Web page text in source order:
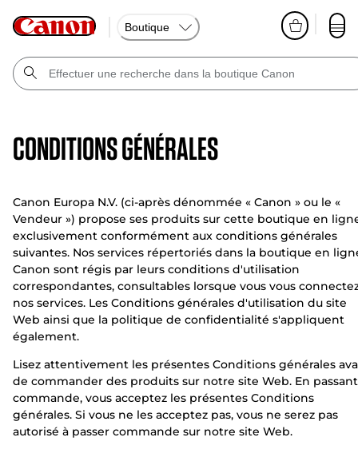
Boutique
Conditions générales
Canon Europa N.V. (ci-après dénommée « Canon » ou le «
Vendeur ») propose ses produits sur cette boutique en
exclusivement conformément aux conditions générales
suivantes. Nos services répertoriés dans la boutique en
Canon sont régis par leurs conditions d'utilisation
correspondantes, consultables lorsque vous vous
nos services. Les Conditions générales d'utilisation du site
Web ainsi que la politique de confidentialité s'appliquent
également.
Lisez attentivement les présentes Conditions générales
de commander des produits sur notre site Web. En passant
commande, vous acceptez les présentes Conditions
générales. Si vous ne les acceptez pas, vous ne serez pas
autorisé à passer commande sur notre site Web.